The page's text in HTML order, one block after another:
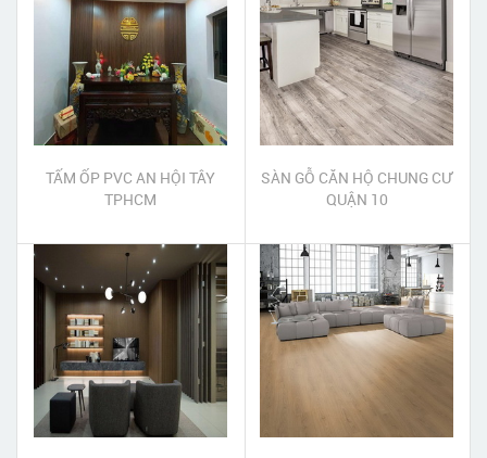
TẤM ỐP PVC AN HỘI TÂY
TPHCM
SÀN GỖ CĂN HỘ CHUNG CƯ
QUẬN 10